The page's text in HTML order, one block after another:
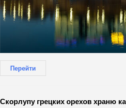
Перейти
Скорлупу грецких орехов храню